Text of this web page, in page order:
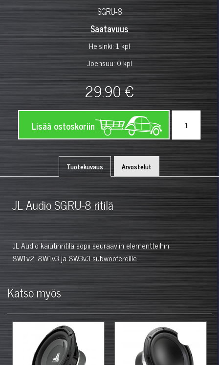
SGRU-8
Saatavuus
Helsinki: 1 kpl
Joensuu: 0 kpl
29.90 €
Lisää ostoskoriin
Tuotekuvaus Arvostelut
JL Audio SGRU-8 ritilä
JL Audio kaiutinritilä sopii seuraaviin elementteihin
8W1v2, 8W1v3 ja 8W3v3 subwoofereille.
Katso myös